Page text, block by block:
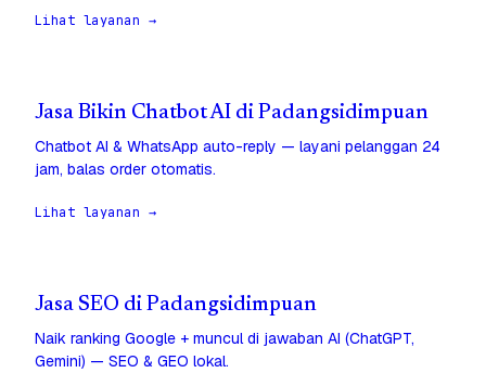
Lihat layanan →
Jasa Bikin Chatbot AI di Padangsidimpuan
Chatbot AI & WhatsApp auto-reply — layani pelanggan 24
jam, balas order otomatis.
Lihat layanan →
Jasa SEO di Padangsidimpuan
Naik ranking Google + muncul di jawaban AI (ChatGPT,
Gemini) — SEO & GEO lokal.